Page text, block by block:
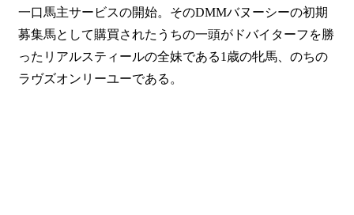
一口馬主サービスの開始。そのDMMバヌーシーの初期
募集馬として購買されたうちの一頭がドバイターフを勝
ったリアルスティールの全妹である1歳の牝馬、のちの
ラヴズオンリーユーである。